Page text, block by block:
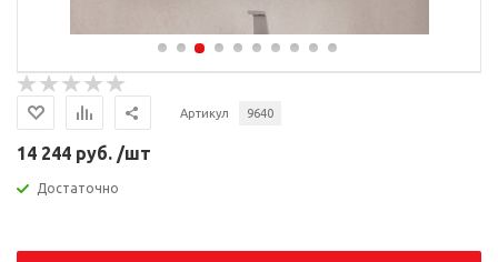
Артикул 9640
14 244 руб. /шт
Достаточно